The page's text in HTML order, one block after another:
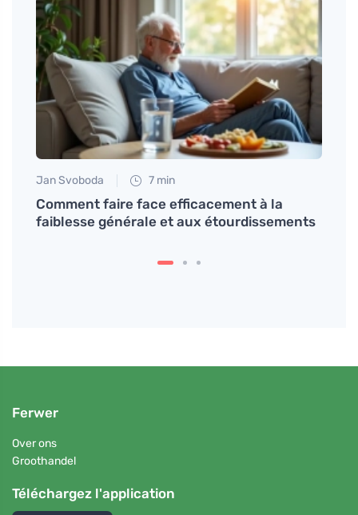
Jan Svoboda 7 min
Comment faire face efficacement à la
faiblesse générale et aux étourdissements
Ferwer
Over ons
Groothandel
Téléchargez l'application